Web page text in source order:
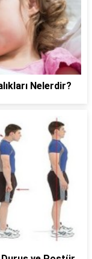
Nelerdir?